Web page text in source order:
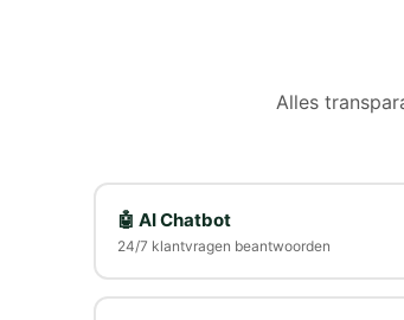
Alles
🤖 AI Chatbot
24/7 klantvragen beantwoorden